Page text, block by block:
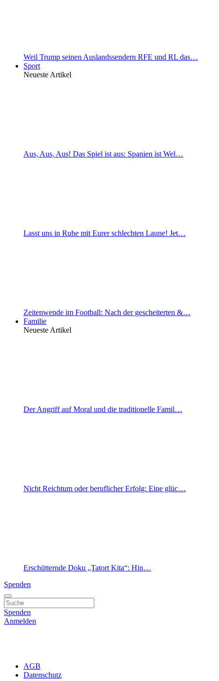
Weil Trump seinen Auslandssendern RFE und RL das…
Sport
Neueste Artikel
Aus, Aus, Aus! Das Spiel ist aus: Spanien ist Wel…
Lasst uns in Ruhe mit Eurer schlechten Laune! Jet…
Zeitenwende im Football: Nach der gescheiterten &…
Familie
Neueste Artikel
Der Angriff auf Moral und die traditionelle Famil…
Nicht Reichtum oder beruflicher Erfolg: Eine glüc…
Erschütternde Doku „Tatort Kita“: Hin…
Spenden
Spenden
Anmelden
AGB
Datenschutz